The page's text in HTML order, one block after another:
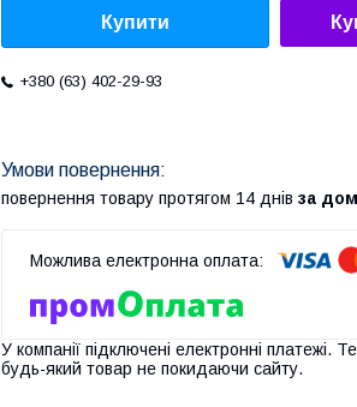
Купити
+380 (63) 402-29-93
повернення товару протягом 14 днів за
У компанії підключені електронні платежі.
будь-який товар не покидаючи сайту.